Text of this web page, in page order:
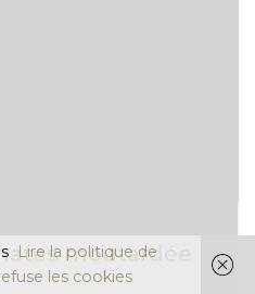
moutardée
Lire la politique de
les cookies